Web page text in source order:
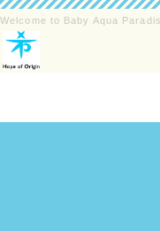
Welcome to Baby Aqua